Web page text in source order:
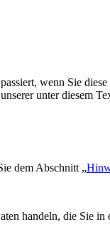
wenn Sie
unter diesem
dem Abschnitt „
handeln, die Sie